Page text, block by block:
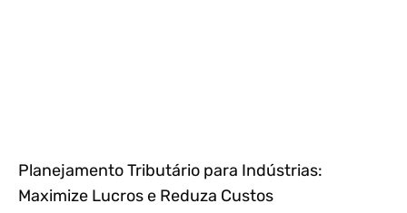
Planejamento Tributário para Indústrias:
Maximize Lucros e Reduza Custos